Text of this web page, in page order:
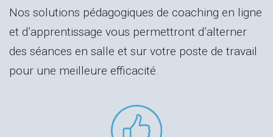
Nos solutions pédagogiques de coaching en ligne
et d’apprentissage vous permettront d’alterner
des séances en salle et sur votre poste de travail
pour une meilleure efficacité.